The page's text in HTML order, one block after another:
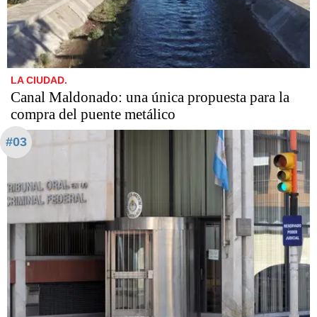
LA CIUDAD.
Canal Maldonado: una única propuesta para la
compra del puente metálico
#03